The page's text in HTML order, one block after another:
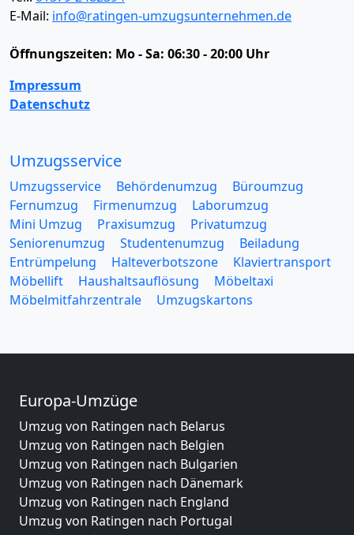
E-Mail: info@ratingen-umzugsunternehmen.de
Öffnungszeiten: Mo - Sa: 06:30 - 20:00 Uhr
Impressum
Datenschutz
Umzugsservice
Umzugsservice Behördenumzug
Büroumzug
Fernumzug
Firmenumzug
Laborumzug
Mini Umzug
Praxisumzug
Privatumzug
Seniorenumzug
Studentenumzug
Beiladung
Entrümpelung
Halteverbotszone
Klaviertransport
Möbellift
Haushaltsauflösung
Möbeltaxi
Möbelmitfahrzentrale
Umzugskartons
Europa-Umzüge
Umzug von Ratingen nach Belarus
Umzug von Ratingen nach Belgien
Umzug von Ratingen nach Bulgarien
Umzug von Ratingen nach Dänemark
Umzug von Ratingen nach England
Umzug von Ratingen nach Portugal